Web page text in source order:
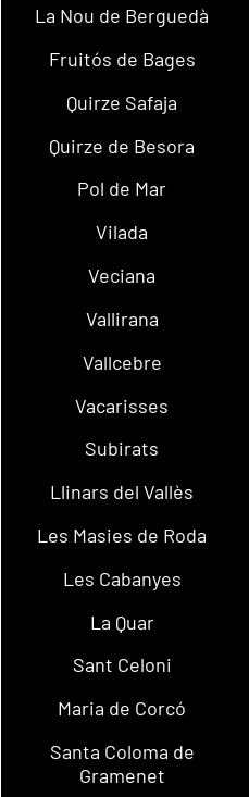
La Nou de Berguedà
Fruitós de Bages
Quirze Safaja
Quirze de Besora
Pol de Mar
Vilada
Veciana
Vallirana
Vallcebre
Vacarisses
Subirats
Llinars del Vallès
Les Masies de Roda
Les Cabanyes
La Quar
Sant Celoni
Maria de Corcó
Santa Coloma de
Gramenet